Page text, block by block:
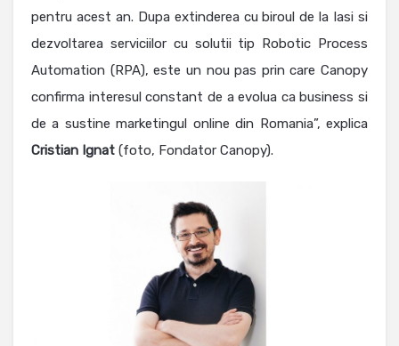
pentru acest an. Dupa extinderea cu biroul de la Iasi si
dezvoltarea serviciilor cu solutii tip Robotic Process
Automation (RPA), este un nou pas prin care Canopy
confirma interesul constant de a evolua ca business si
de a sustine marketingul online din Romania”, explica
Cristian Ignat (foto, Fondator Canopy).